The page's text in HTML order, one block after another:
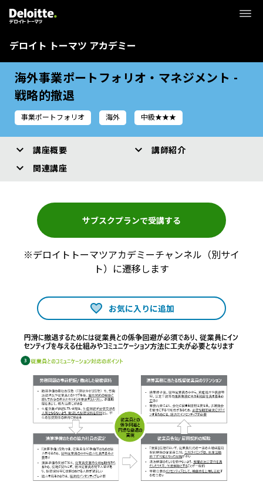
デロイト トーマツ アカデミー
海外事業ポートフォリオ・マネジメント -
戦略的撤退
事業ポートフォリオ 海外 中級★★★
講座概要
講師紹介
関連講座
サブスクプランで受講する
※デロイトトーマツアカデミーチャンネル（別サイ
ト）に遷移します
お気に入りに追加